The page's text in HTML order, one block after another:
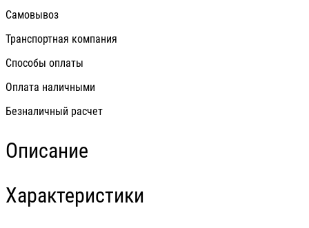
Самовывоз
Транспортная компания
Способы оплаты
Оплата наличными
Безналичный расчет
Описание
Характеристики